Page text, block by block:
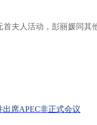
夫人活动，彭丽媛同其
席APEC非正式会议